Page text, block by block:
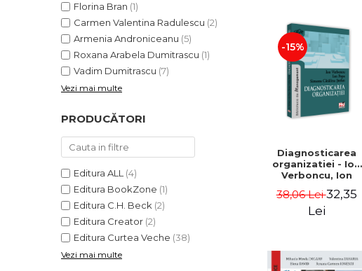
Florina Bran (1)
Carmen Valentina Radulescu (2)
Armenia Androniceanu (5)
Roxana Arabela Dumitrascu (1)
Vadim Dumitrascu (7)
Vezi mai multe
PRODUCĂTORI
Editura ALL (4)
Editura BookZone (1)
Editura C.H. Beck (2)
Editura Creator (2)
Editura Curtea Veche (38)
Vezi mai multe
-15%
Diagnosticarea
organizatiei - Ion
Verboncu, Ion
Catalina Stefan
38,06 Lei32,35
Lei